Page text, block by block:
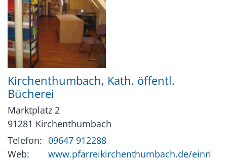
Kirchenthumbach, Kath. öffentl.
Bücherei
Marktplatz 2
91281 Kirchenthumbach
Telefon: 09647 912288
Web:
www.pfarreikirchenthumbach.de/einri